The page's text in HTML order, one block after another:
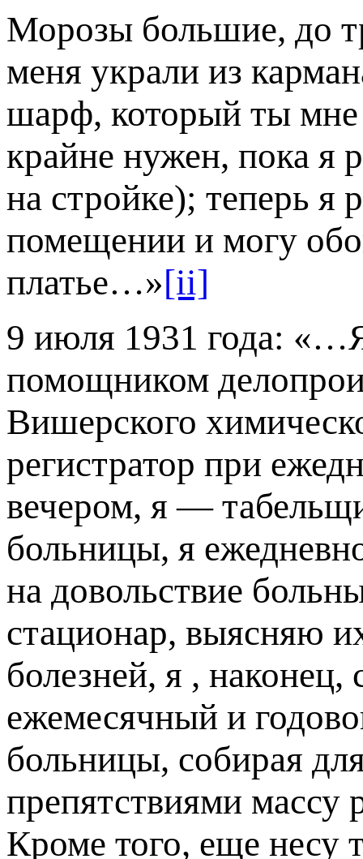
Морозы большие, до
меня украли из
шарф, который ты мне
крайне нужен, пока я
на стройке); теперь
помещении и могу
платье…»[ii]
9 июля 1931 года:
помощником
Вишерского
регистратор при
вечером, я —
больницы, я
на довольствие
стационар, выясняю
болезней, я , наконец,
ежемесячный и
больницы, собирая
препятствиями массу
Кроме того, еще несу